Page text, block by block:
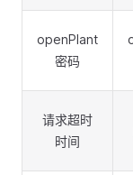
openPlant
密码
请求超时
时间